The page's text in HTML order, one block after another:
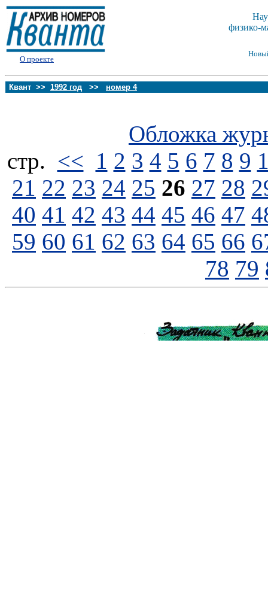
О проекте
физико-
Квант >> 1992 год >> номер 4
Обложка
стp. << 1 2 3 4 5 6 7 8 9
21 22 23 24 25 26 27 28
40 41 42 43 44 45 46 47
59 60 61 62 63 64 65 66
78 79